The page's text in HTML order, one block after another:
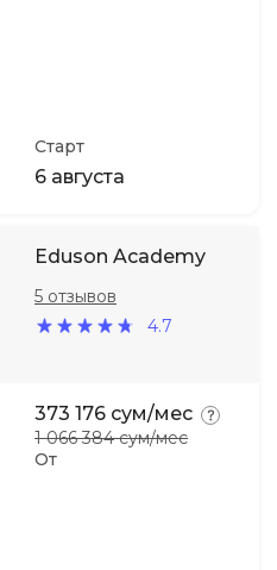
Старт
6 августа
Eduson Academy
4.7
5 отзывов
От
373 176 сум/мес
1 066 384 сум/мес